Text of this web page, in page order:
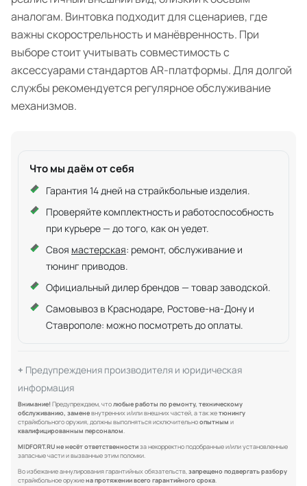
аналогам. Винтовка подходит для сценариев, где
важны скорострельность и манёвренность. При
выборе стоит учитывать совместимость с
аксессуарами стандартов AR-платформы. Для долгой
службы рекомендуется регулярное обслуживание
механизмов.
Что мы даём от себя
Гарантия 14 дней на страйкбольные изделия.
Проверяйте комплектность и работоспособность
при курьере — до того, как он уедет.
Своя мастерская: ремонт, обслуживание и
тюнинг приводов.
Официальный дилер брендов — товар заводской.
Самовывоз в Краснодаре, Ростове-на-Дону и
Ставрополе: можно посмотреть до оплаты.
Предупреждения производителя и юридическая
информация
Внимание!Предупреждаем, чтолюбые работы по ремонту, техническому
обслуживанию, заменевнутренних и/или внешних частей, а так жетюнингу
страйкбольного оружия, должны выполняться исключительноопытным и
квалифицированным персоналом.
MIDFORT.RU не несёт ответственностиза некорректно подобранные и/или установленные
запасные части и вызванные этим поломки.
Во избежание аннулирования гарантийных обязательств,запрещено подвергать разбору
страйкбольное оружиена протяжении всего гарантийного срока.